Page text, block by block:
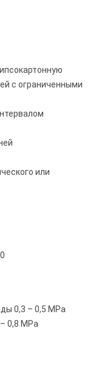
с ограниченными
или
0,3 – 0,5 MPa
0,8 MPa